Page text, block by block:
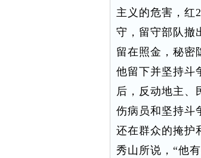
主义的危害，红
守，留守部队撤
留在照金，秘密
他留下并坚持斗
后，反动地主、
伤病员和坚持斗
还在群众的掩护
秀山所说，“他